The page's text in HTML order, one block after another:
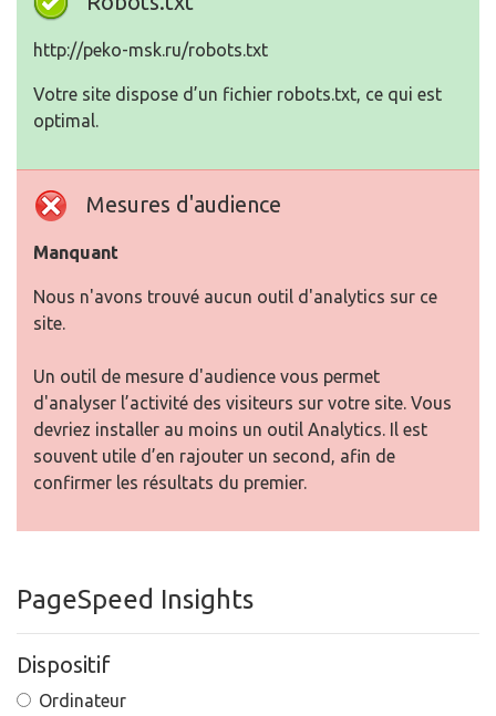
http://peko-msk.ru/robots.txt
Votre site dispose d’un fichier robots.txt, ce qui est
optimal.
Mesures d'audience
Manquant
Nous n'avons trouvé aucun outil d'analytics sur ce
site.
Un outil de mesure d'audience vous permet
d'analyser l’activité des visiteurs sur votre site. Vous
devriez installer au moins un outil Analytics. Il est
souvent utile d’en rajouter un second, afin de
confirmer les résultats du premier.
PageSpeed Insights
Dispositif
Ordinateur